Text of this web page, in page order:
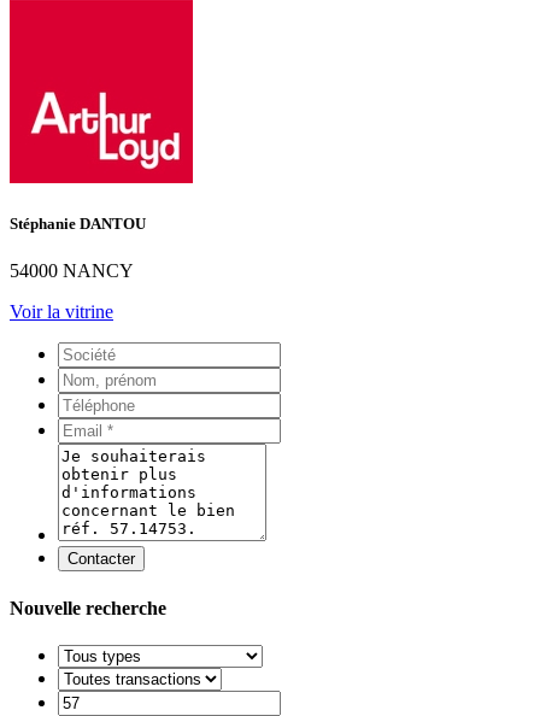
Stéphanie DANTOU
54000 NANCY
Voir la vitrine
Contacter
Nouvelle recherche